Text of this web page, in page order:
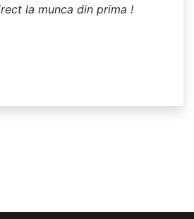
la munca din prima !